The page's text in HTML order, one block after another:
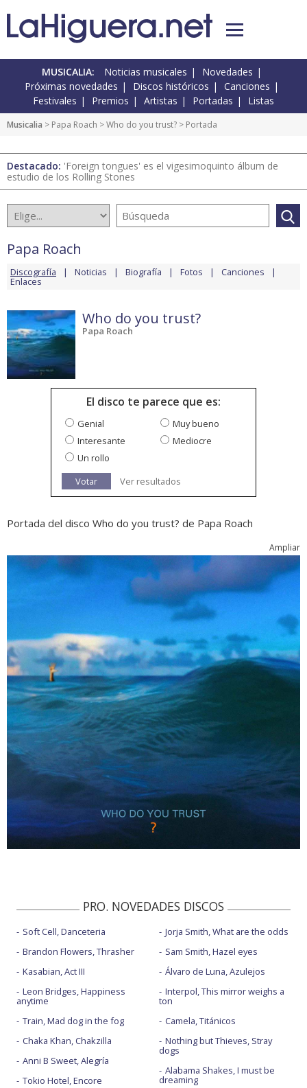
MUSICALIA: Noticias musicales
Novedades
Próximas novedades
Discos históricos
Canciones
Festivales
Premios Artistas Portadas Listas
Musicalia > Papa Roach >Who do you trust? > Portada
Destacado: 'Foreign tongues' es el vigesimoquinto álbum de
estudio de los Rolling Stones
Papa Roach
Discografía Noticias Biografía Fotos Canciones
Enlaces
Who do you trust?
Papa Roach
El disco te parece que es:
Genial
Muy bueno
Interesante
Mediocre
Un rollo
Votar
Ver resultados
Portada del disco Who do you trust? de Papa Roach
Ampliar
PRO. NOVEDADES DISCOS
Soft Cell, Danceteria
Brandon Flowers, Thrasher
Kasabian, Act III
Leon Bridges, Happiness
anytime
Train, Mad dog in the fog
Chaka Khan, Chakzilla
Anni B Sweet, Alegría
Tokio Hotel, Encore
Jorja Smith, What are the odds
Sam Smith, Hazel eyes
Álvaro de Luna, Azulejos
Interpol, This mirror weighs a
ton
Camela, Titánicos
Nothing but Thieves, Stray
dogs
Alabama Shakes, I must be
dreaming